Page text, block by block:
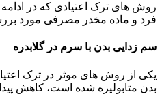
روش های ترک اعتیادی که در
فرد و ماده مخدر مصرفی مورد
سم زدایی بدن با سرم در گلابدره
یکی از روش های موثر در ترک
بدن متابولیزه شده است، کاهش